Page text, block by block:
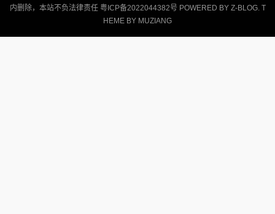
内删除，本站不负法律责任 粤ICP备2022044382号 POWERED BY Z-BLOG. T
HEME BY MUZIANG